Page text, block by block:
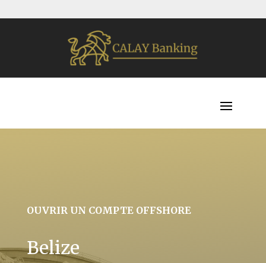
OUVRIR UN COMPTE OFFSHORE
Belize